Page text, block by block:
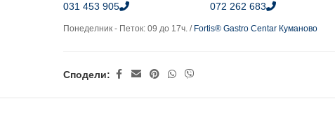
031 453 905
072 262 683
Понеделник - Петок: 09 до 17ч. / Fortis® Gastro Centar Куманово
Сподели: